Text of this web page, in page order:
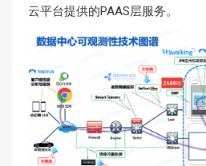
云平台提供的PAAS层服务。